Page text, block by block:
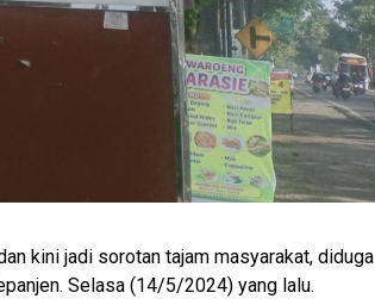
kini jadi sorotan tajam masyarakat, diduga
Selasa (14/5/2024) yang lalu.